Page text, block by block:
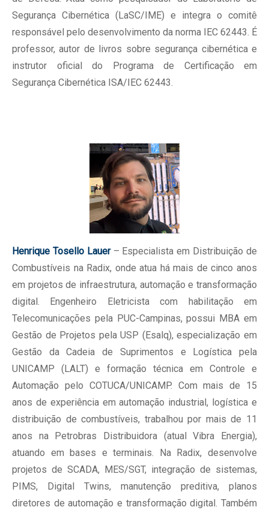
Segurança Cibernética (LaSC/IME) e integra o comitê
responsável pelo desenvolvimento da norma IEC 62443. É
professor, autor de livros sobre segurança cibernética e
instrutor oficial do Programa de Certificação em
Segurança Cibernética ISA/IEC 62443.
Henrique Tosello Lauer– Especialista em Distribuição de
Combustíveis na Radix, onde atua há mais de cinco anos
em projetos de infraestrutura, automação e transformação
digital. Engenheiro Eletricista com habilitação em
Telecomunicações pela PUC-Campinas, possui MBA em
Gestão de Projetos pela USP (Esalq), especialização em
Gestão da Cadeia de Suprimentos e Logística pela
UNICAMP (LALT) e formação técnica em Controle e
Automação pelo COTUCA/UNICAMP. Com mais de 15
anos de experiência em automação industrial, logística e
distribuição de combustíveis, trabalhou por mais de 11
anos na Petrobras Distribuidora (atual Vibra Energia),
atuando em bases e terminais. Na Radix, desenvolve
projetos de SCADA, MES/SGT, integração de sistemas,
PIMS, Digital Twins, manutenção preditiva, planos
diretores de automação e transformação digital. Também